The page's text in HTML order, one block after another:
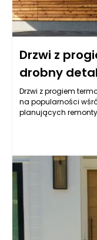
Drzwi z
drobny
Drzwi z progiem
na popularności
planujących
składają się z
termoizolacyjnych,
przepływu zimnego
termicznych. W
w drzwi z progiem
opłacalna, a ich